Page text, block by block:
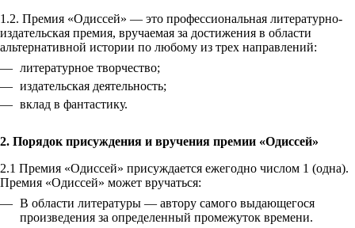
1.2. Премия «Одиссей» — это профессиональная литературно-
издательская премия, вручаемая за достижения в области
альтернативной истории по любому из трех направлений:
литературное творчество;
издательская деятельность;
вклад в фантастику.
2. Порядок присуждения и вручения премии «Одиссей»
2.1 Премия «Одиссей» присуждается ежегодно числом 1 (одна).
Премия «Одиссей» может вручаться:
В области литературы — автору самого выдающегося
произведения за определенный промежуток времени.